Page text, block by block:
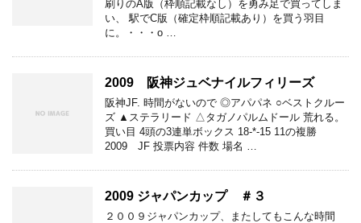
刷りのA版（枠順記載なし）を勇み足で買ってしま
い、 駅でC版（確定枠順記載あり）を買う羽目
に。・・・o …
2009 阪神ジュベナイルフィリーズ
阪神JF. 時間がないので ◎アパパネ ○ベストクルー
ズ ▲ステラリード △タガノパルムドール 荒れる。
買い目 4頭の3連単ボックス 18-*-15 11の複勝
2009 JF 投票内容 件数 場名 …
2009 ジャパンカップ ＃３
２００９ジャパンカップ、またしてもこんな時間